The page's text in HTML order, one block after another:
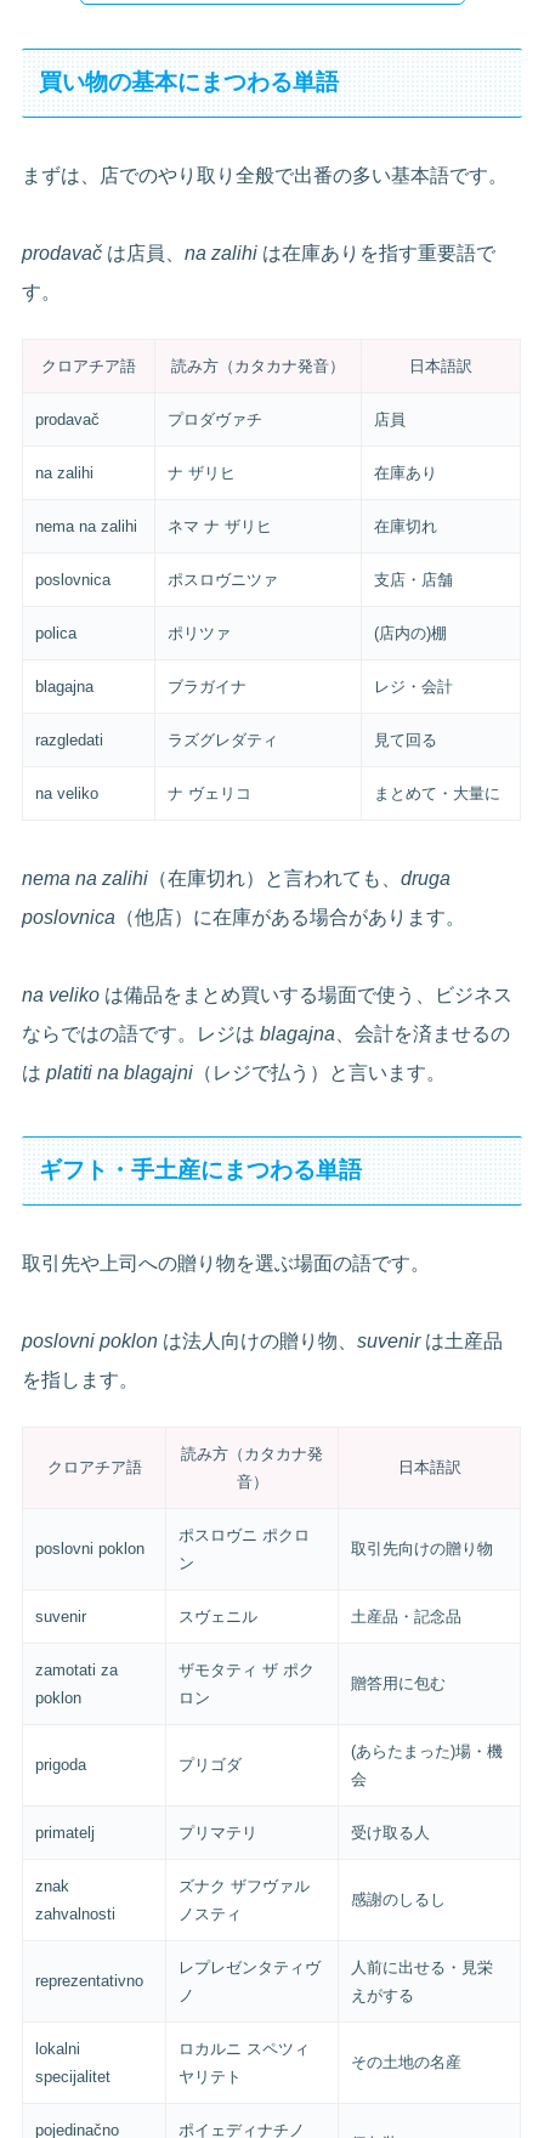
買い物の基本にまつわる単語
まずは、店でのやり取り全般で出番の多い基本語です。
prodavač は店員、na zalihi は在庫ありを指す重要語で
す。
クロアチア語 読み方（カタカナ発音） 日本語訳
prodavač プロダヴァチ 店員
na zalihi ナ ザリヒ 在庫あり
nema na zalihi ネマ ナ ザリヒ 在庫切れ
poslovnica ポスロヴニツァ 支店・店舗
polica ポリツァ (店内の)棚
blagajna ブラガイナ レジ・会計
razgledati ラズグレダティ 見て回る
na veliko ナ ヴェリコ まとめて・大量に
nema na zalihi （在庫切れ）と言われても、druga
poslovnica （他店）に在庫がある場合があります。
na veliko は備品をまとめ買いする場面で使う、ビジネス
ならではの語です。レジはblagajna 、会計を済ませるの
はplatiti na blagajni （レジで払う）と言います。
ギフト・手土産にまつわる単語
取引先や上司への贈り物を選ぶ場面の語です。
poslovni poklon は法人向けの贈り物、suvenirは土産品
を指します。
クロアチア語
読み方（カタカナ発
音）
日本語訳
poslovni poklon
ポスロヴニ ポクロ
ン
取引先向けの贈り物
suvenir スヴェニル 土産品・記念品
zamotati za
poklon
ザモタティ ザ ポク
ロン
贈答用に包む
prigoda プリゴダ
(あらたまった)場・機
会
primatelj プリマテリ 受け取る人
znak
zahvalnosti
ズナク ザフヴァル
ノスティ
感謝のしるし
reprezentativno
レプレゼンタティヴ
ノ
人前に出せる・見栄
えがする
lokalni
specijalitet
ロカルニ スペツィ
ヤリテト
その土地の名産
pojedinačno ポイェディナチノ